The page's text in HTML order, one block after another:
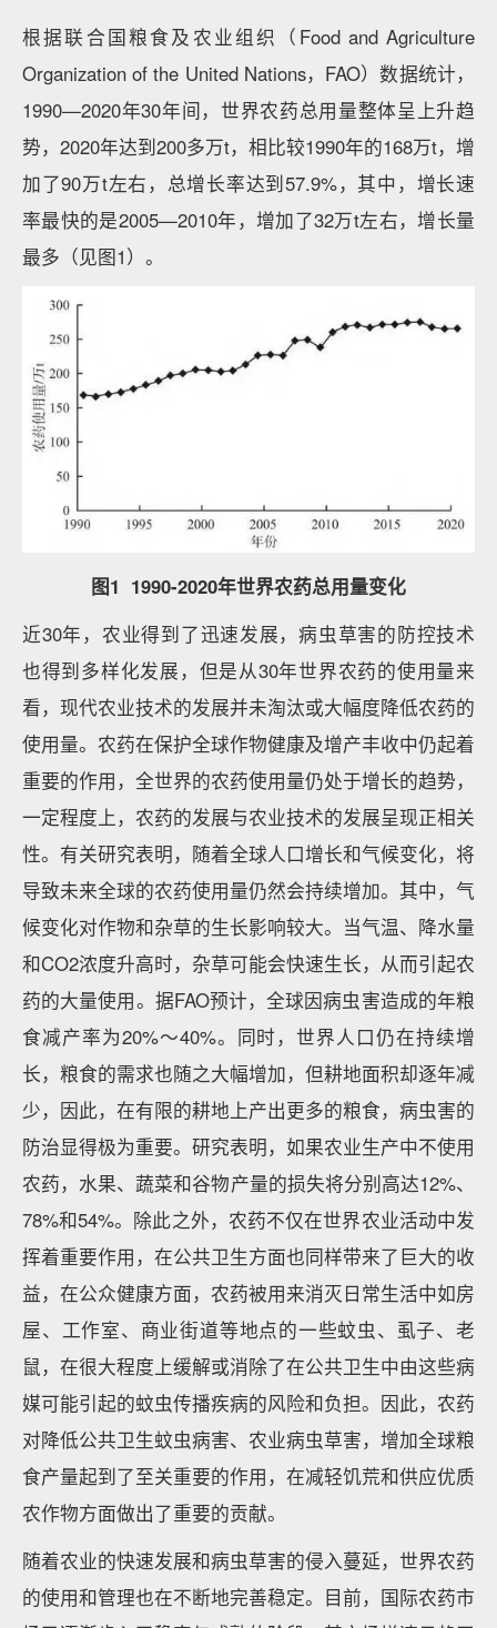
根据联合国粮食及农业组织（Food and Agriculture
Organization of the United Nations，FAO）数据统计，
1990—2020年30年间，世界农药总用量整体呈上升趋
势，2020年达到200多万t，相比较1990年的168万t，增
加了90万t左右，总增长率达到57.9%，其中，增长速
率最快的是2005—2010年，增加了32万t左右，增长量
最多（见图1）。
图1 1990-2020年世界农药总用量变化
近30年，农业得到了迅速发展，病虫草害的防控技术
也得到多样化发展，但是从30年世界农药的使用量来
看，现代农业技术的发展并未淘汰或大幅度降低农药的
使用量。农药在保护全球作物健康及增产丰收中仍起着
重要的作用，全世界的农药使用量仍处于增长的趋势，
一定程度上，农药的发展与农业技术的发展呈现正相关
性。有关研究表明，随着全球人口增长和气候变化，将
导致未来全球的农药使用量仍然会持续增加。其中，气
候变化对作物和杂草的生长影响较大。当气温、降水量
和CO2浓度升高时，杂草可能会快速生长，从而引起农
药的大量使用。据FAO预计，全球因病虫害造成的年粮
食减产率为20%～40%。同时，世界人口仍在持续增
长，粮食的需求也随之大幅增加，但耕地面积却逐年减
少，因此，在有限的耕地上产出更多的粮食，病虫害的
防治显得极为重要。研究表明，如果农业生产中不使用
农药，水果、蔬菜和谷物产量的损失将分别高达12%、
78%和54%。除此之外，农药不仅在世界农业活动中发
挥着重要作用，在公共卫生方面也同样带来了巨大的收
益，在公众健康方面，农药被用来消灭日常生活中如房
屋、工作室、商业街道等地点的一些蚊虫、虱子、老
鼠，在很大程度上缓解或消除了在公共卫生中由这些病
媒可能引起的蚊虫传播疾病的风险和负担。因此，农药
对降低公共卫生蚊虫病害、农业病虫草害，增加全球粮
食产量起到了至关重要的作用，在减轻饥荒和供应优质
农作物方面做出了重要的贡献。
随着农业的快速发展和病虫草害的侵入蔓延，世界农药
的使用和管理也在不断地完善稳定。目前，国际农药市